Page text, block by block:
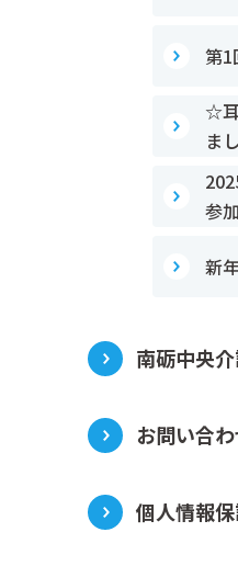
第1
☆
ま
参
新
南砺中央
お問い合
個人情報